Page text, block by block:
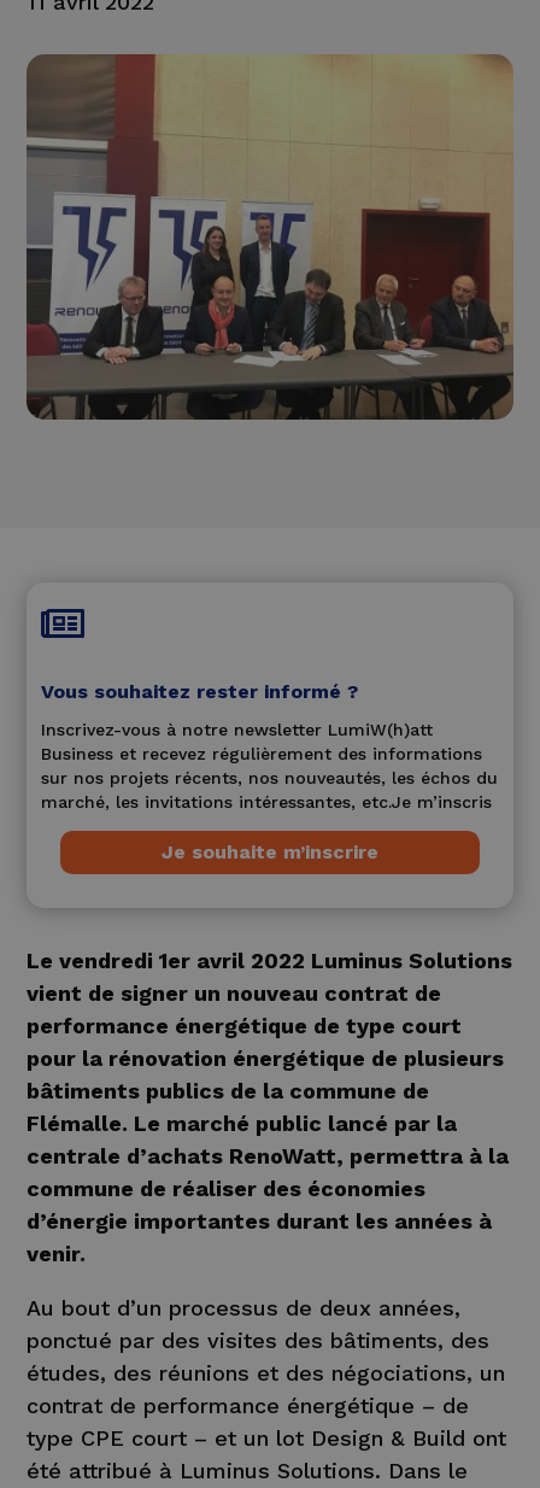

Vous souhaitez rester informé ?
Inscrivez-vous à notre newsletter LumiW(h)att
Business et recevez régulièrement des informations
sur nos projets récents, nos nouveautés, les échos du
marché, les invitations intéressantes, etc.Je m’inscris
Je souhaite m’inscrire
Le vendredi 1er avril 2022 Luminus Solutions
vient de signer un nouveau contrat de
performance énergétique de type court
pour la rénovation énergétique de plusieurs
bâtiments publics de la commune de
Flémalle. Le marché public lancé par la
centrale d’achats RenoWatt, permettra à la
commune de réaliser des économies
d’énergie importantes durant les années à
venir.
Au bout d’un processus de deux années,
ponctué par des visites des bâtiments, des
études, des réunions et des négociations, un
contrat de performance énergétique – de
type CPE court – et un lot Design & Build ont
été attribué à Luminus Solutions. Dans le